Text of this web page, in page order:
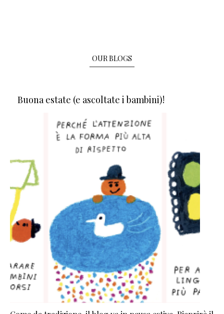
OUR BLOGS
Buona estate (e ascoltate i bambini)!